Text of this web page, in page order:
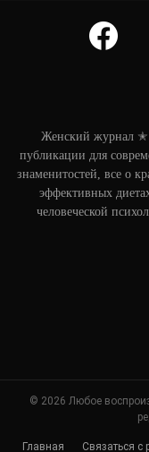
Женский журнал ✭
публикации для
знаменитостей, все о
эффективных
человеческой
© 2026 Любое
Главная Связаться с